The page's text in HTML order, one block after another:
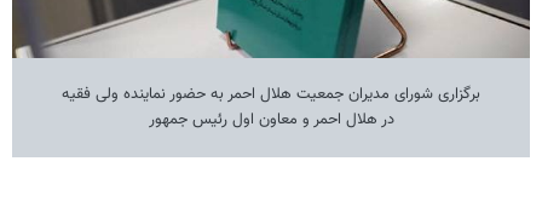
برگزاری شورای مدیران جمعیت هلال احمر به حضور نماینده ولی فقیه
در هلال احمر و معاون اول رئیس جمهور